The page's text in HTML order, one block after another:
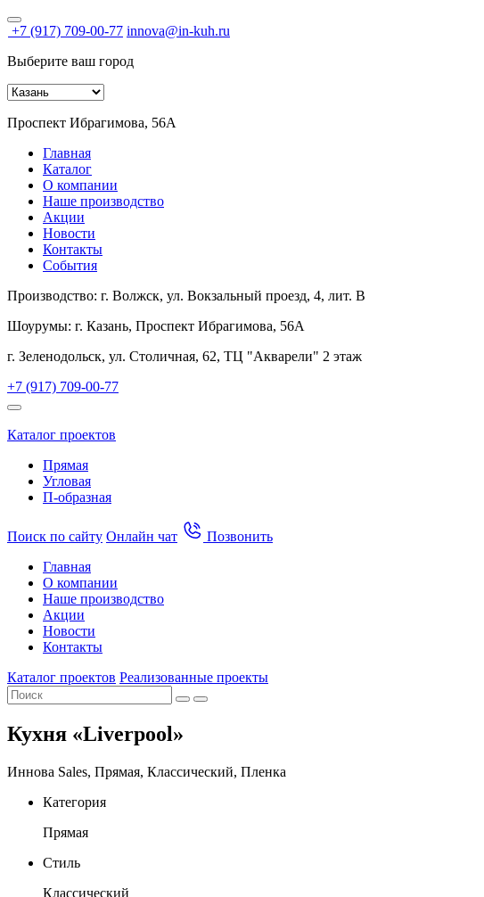
+7 (917) 709-00-77 innova@in-kuh.ru
Выберите ваш город
Проспект Ибрагимова, 56А
Главная
Каталог
О компании
Наше производство
Акции
Новости
Контакты
События
Производство: г. Волжск, ул. Вокзальный проезд, 4, лит. В
Шоурумы: г. Казань, Проспект Ибрагимова, 56А
г. Зеленодольск, ул. Столичная, 62, ТЦ "Акварели" 2 этаж
+7 (917) 709-00-77
Каталог проектов
Прямая
Угловая
П-образная
Поиск по сайту Онлайн чат
Позвонить
Главная
О компании
Наше производство
Акции
Новости
Контакты
Каталог проектов Реализованные проекты
Кухня «Liverpool»
Иннова Sales, Прямая, Классический, Пленка
Категория
Прямая
Стиль
Классический